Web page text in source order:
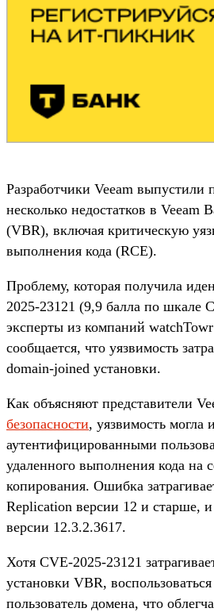
Разработчики Veeam выпустили
несколько недостатков в Veeam
(VBR), включая критическую
выполнения кода (RCE).
Проблему, которая получила
2025-23121 (9,9 балла по шкале
эксперты из компаний
сообщается, что уязвимость
domain-joined установки.
Как объясняют представители
безопасности, уязвимость могла
аутентифицированными
удаленного выполнения кода на
копирования. Ошибка
Replication версии 12 и старше,
версии 12.3.2.3617.
Хотя CVE-2025-23121
установки VBR,
пользователь домена, что